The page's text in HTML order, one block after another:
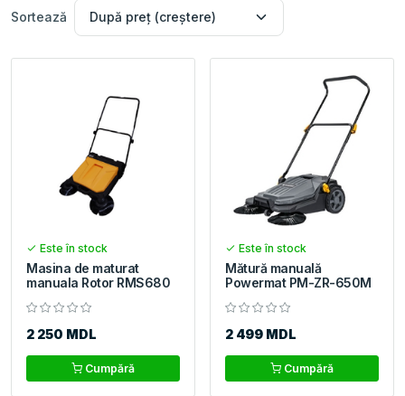
Sortează
Este în stock
Masina de maturat
manuala Rotor RMS680
2 250 MDL
Cumpără
Este în stock
Mătură manuală
Powermat PM-ZR-650M
2 499 MDL
Cumpără